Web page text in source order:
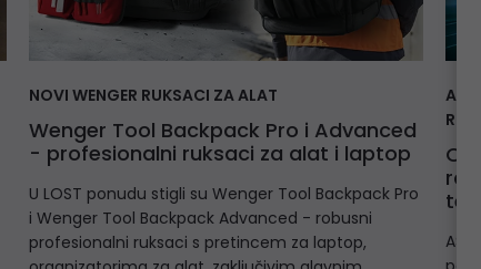
NOVI WENGER RUKSACI ZA ALAT
Wenger Tool Backpack Pro i Advanced
- profesionalni ruksaci za alat i laptop
U LOST ponudu stigli su Wenger Tool Backpack Pro
i Wenger Tool Backpack Advanced - robusni
profesionalni ruksaci s pretincem za laptop,